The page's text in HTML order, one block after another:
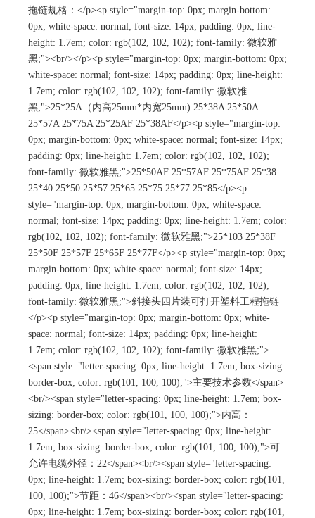
拖链规格：</p><p style="margin-top: 0px; margin-bottom:
0px; white-space: normal; font-size: 14px; padding: 0px; line-
height: 1.7em; color: rgb(102, 102, 102); font-family: 微软雅
黑;"><br/></p><p style="margin-top: 0px; margin-bottom: 0px;
white-space: normal; font-size: 14px; padding: 0px; line-height:
1.7em; color: rgb(102, 102, 102); font-family: 微软雅
黑;">25*25A（内高25mm*内宽25mm) 25*38A 25*50A
25*57A 25*75A 25*25AF 25*38AF</p><p style="margin-top:
0px; margin-bottom: 0px; white-space: normal; font-size: 14px;
padding: 0px; line-height: 1.7em; color: rgb(102, 102, 102);
font-family: 微软雅黑;">25*50AF 25*57AF 25*75AF 25*38
25*40 25*50 25*57 25*65 25*75 25*77 25*85</p><p
style="margin-top: 0px; margin-bottom: 0px; white-space:
normal; font-size: 14px; padding: 0px; line-height: 1.7em; color:
rgb(102, 102, 102); font-family: 微软雅黑;">25*103 25*38F
25*50F 25*57F 25*65F 25*77F</p><p style="margin-top: 0px;
margin-bottom: 0px; white-space: normal; font-size: 14px;
padding: 0px; line-height: 1.7em; color: rgb(102, 102, 102);
font-family: 微软雅黑;">斜接头四片装可打开塑料工程拖链
</p><p style="margin-top: 0px; margin-bottom: 0px; white-
space: normal; font-size: 14px; padding: 0px; line-height:
1.7em; color: rgb(102, 102, 102); font-family: 微软雅黑;">
<span style="letter-spacing: 0px; line-height: 1.7em; box-sizing:
border-box; color: rgb(101, 100, 100);">主要技术参数</span>
<br/><span style="letter-spacing: 0px; line-height: 1.7em; box-
sizing: border-box; color: rgb(101, 100, 100);">内高：
25</span><br/><span style="letter-spacing: 0px; line-height:
1.7em; box-sizing: border-box; color: rgb(101, 100, 100);">可
允许电缆外径：22</span><br/><span style="letter-spacing:
0px; line-height: 1.7em; box-sizing: border-box; color: rgb(101,
100, 100);">节距：46</span><br/><span style="letter-spacing:
0px; line-height: 1.7em; box-sizing: border-box; color: rgb(101,